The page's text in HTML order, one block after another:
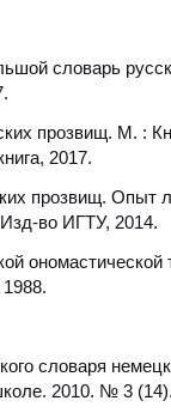
словарь
прозвищ. М. :
2017.
прозвищ. Опыт
во ИГТУ, 2014.
ономастической
словаря
2010. № 3